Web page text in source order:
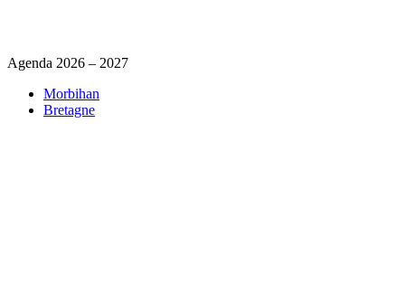
Agenda 2026 – 2027
Morbihan
Bretagne